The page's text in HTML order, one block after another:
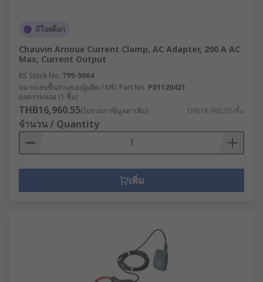
มีในสต็อก
Chauvin Arnoux Current Clamp, AC Adapter, 200 A AC
Max, Current Output
RS Stock No. 799-9064
หมายเลขชิ้นส่วนของผู้ผลิต / Mfr. Part No. P01120421
ยอดรวมย่อย (1 ชิ้น)
THB16,960.55(ไม่รวมภาษีมูลค่าเพิ่ม) THB16,960.55/ชิ้น
จำนวน / Quantity
เพิ่ม